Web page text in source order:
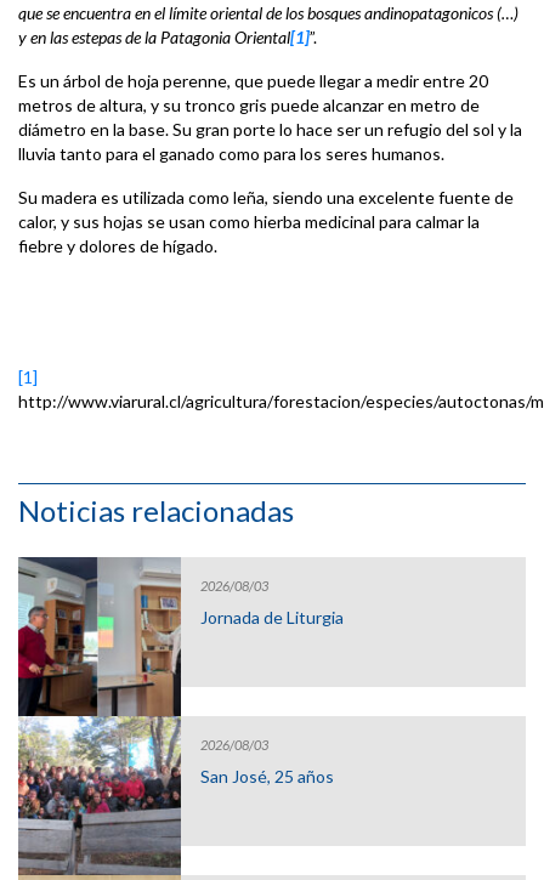
que se encuentra en el límite oriental de los bosques andinopatagonicos (…)
y en las estepas de la Patagonia Oriental[1]”.
Es un árbol de hoja perenne, que puede llegar a medir entre 20
metros de altura, y su tronco gris puede alcanzar en metro de
diámetro en la base. Su gran porte lo hace ser un refugio del sol y la
lluvia tanto para el ganado como para los seres humanos.
Su madera es utilizada como leña, siendo una excelente fuente de
calor, y sus hojas se usan como hierba medicinal para calmar la
fiebre y dolores de hígado.
[1]
http://www.viarural.cl/agricultura/forestacion/especies/autoctonas/
Noticias relacionadas
2026/08/03
Jornada de Liturgia
2026/08/03
San José, 25 años